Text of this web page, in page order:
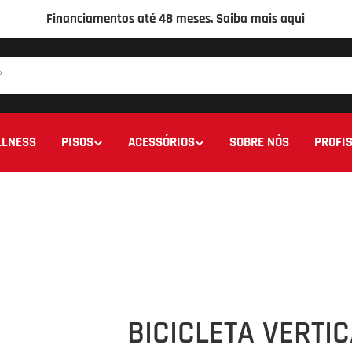
Financiamentos até 48 meses.Saiba mais aqui
PISOS ACESSÓRIOS SOBRE NÓS
BICICLETA